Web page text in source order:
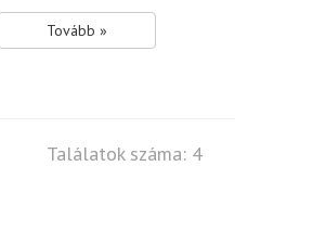
Tovább »
Találatok száma: 4